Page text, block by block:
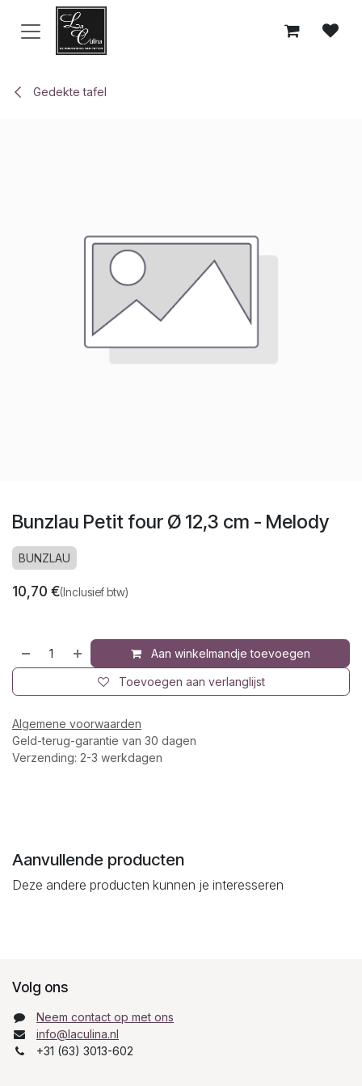
Overslaan naar inhoud
Gedekte tafel
Bunzlau Petit four Ø 12,3 cm - Melody
BUNZLAU
10,70 €(Inclusief btw)
Aan winkelmandje toevoegen
Toevoegen aan verlanglijst
Algemene voorwaarden
Geld-terug-garantie van 30 dagen
Verzending: 2-3 werkdagen
Aanvullende producten
Deze andere producten kunnen je interesseren
Volg ons
Neem contact op met ons
info@laculina.nl
+31 (63) 3013-602